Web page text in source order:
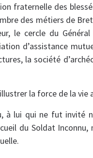
fraternelle des
des métiers de
le cercle du
d’assistance
la société
la force de la vie
à lui qui ne fut invité
du Soldat Inconnu,